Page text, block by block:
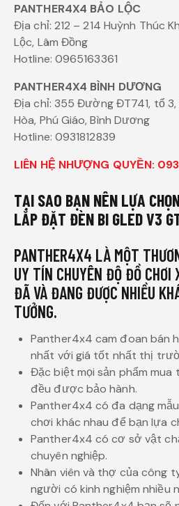
PANTHER4X4 BẢO LỘC
Địa chỉ: 212 – 214 Huỳnh Thúc
Lộc, Lâm Đồng
Hotline: 0965163361
PANTHER4X4 BÌNH DƯƠNG
Địa chỉ: 355 Đường ĐT741, tổ 3,
Hòa, Phú Giáo, Bình Dương
Hotline: 0931812839
LIÊN HỆ NHƯỢNG QUYỀN:
TẠI SAO BẠN NÊN LỰA
LẮP ĐẶT ĐÈN BI GLED V3
PANTHER4X4 LÀ MỘT
UY TÍN CHUYÊN ĐỘ ĐỒ CHƠI
ĐÃ VÀ ĐANG ĐƯỢC NHIỀU
TƯỞNG.
Panther4x4 cam đoan bán
nhất với giá tốt nhất thị
Đặc biệt mọi sản phẩm
đều được bảo hành.
Panther4x4 có đa dạng
chơi khác nhau để bạn lựa
Panther4x4 có cơ sở vật
chuyên nghiệp.
Nhân viên và thợ của công
người có kinh nghiệm nhiều